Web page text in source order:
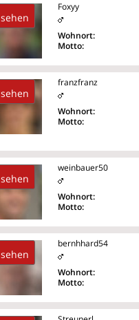
sehen
Foxyy
Wohnort:
Motto:
sehen
franzfranz
Wohnort:
Motto:
sehen
weinbauer50
Wohnort:
Motto:
sehen
bernhhard54
Wohnort:
Motto: